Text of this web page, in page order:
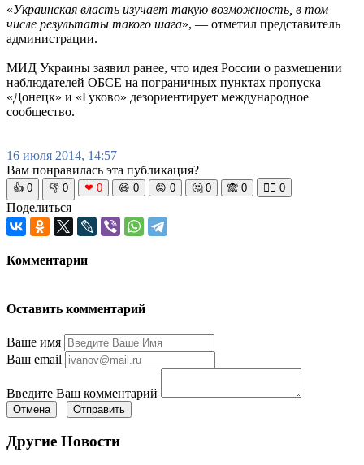
«Украинская власть изучает такую возможность, в том
числе результаты такого шага», — отметил представитель
администрации.
МИД Украины заявил ранее, что идея России о размещении
наблюдателей ОБСЕ на пограничных пунктах пропуска
«Донецк» и «Гуково» дезориентирует международное
сообщество.
16 июля 2014, 14:57
Вам понравилась эта публикация?
👍 0 👎 0 ❤ 0 😆 0 😡 0 🤔 0 🙈 0 🧘‍♀️ 0
Поделиться
Комментарии
Оставить комментарий
Ваше имя
Ваш email
Введите Ваш комментарий
Отмена Отправить
Другие Новости